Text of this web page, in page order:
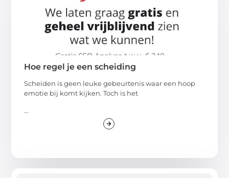
Hoe regel je een scheiding
Scheiden is geen leuke gebeurtenis waar een hoop
emotie bij komt kijken. Toch is het
...